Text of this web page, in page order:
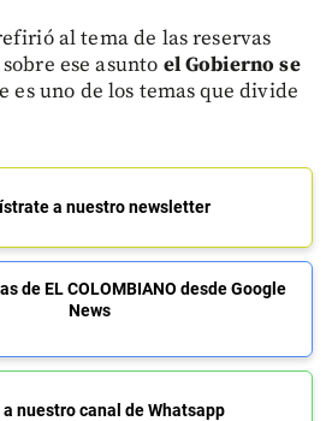
al tema de las reservas
ese asunto el Gobierno se
es uno de los temas que divide
a nuestro newsletter
de EL COLOMBIANO desde Google
News
a nuestro canal de Whatsapp